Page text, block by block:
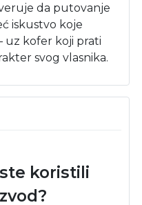
da putovanje
iskustvo koje
uz kofer koji prati
svog vlasnika.
koristili